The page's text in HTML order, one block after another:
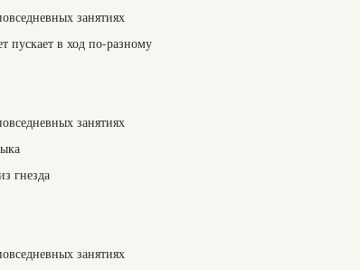
занятиях
в ход по-разному
занятиях
гнезда
занятиях